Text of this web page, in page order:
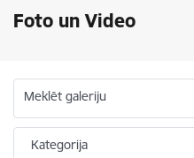
Foto un Video
Meklēt galeriju
Kategorija